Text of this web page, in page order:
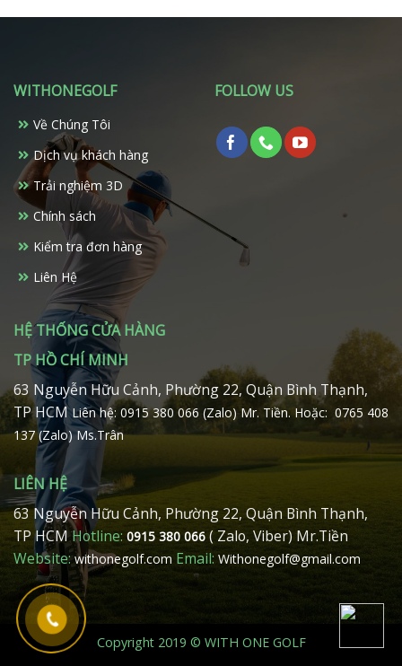
WITHONEGOLF
Về Chúng Tôi
Dịch vụ khách hàng
Trải nghiệm 3D
Chính sách
Kiểm tra đơn hàng
Liên Hệ
FOLLOW US
HỆ THỐNG CỬA HÀNG
TP HỒ CHÍ MINH
63 Nguyễn Hữu Cảnh, Phường 22, Quận Bình Thạnh,
TP HCMLiên hệ: 0915 380 066 (Zalo) Mr. Tiền. Hoặc: 0765 408
137 (Zalo) Ms.Trân
LIÊN HỆ
63 Nguyễn Hữu Cảnh, Phường 22, Quận Bình Thạnh,
TP HCMHotline: 0915 380 066 ( Zalo, Viber) Mr.Tiền
Website:withonegolf.com Email: Withonegolf@gmail.com
Copyright 2019 © WITH ONE GOLF